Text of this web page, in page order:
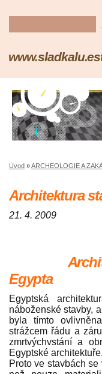
Úvod »ARCHEOLOGIE A
Architektura
21. 4. 2009
Egypta
Egyptská
náboženské stavby,
byla tímto
strážcem řádu a
zmrtvýchvstání a
Egyptské architektuře.
Proto ve stavbách